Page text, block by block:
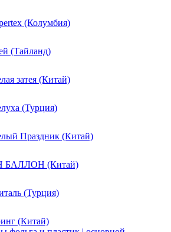
(Колумбия)
(Тайланд)
затея (Китай)
(Турция)
Праздник (Китай)
БАЛЛОН (Китай)
(Турция)
(Китай)